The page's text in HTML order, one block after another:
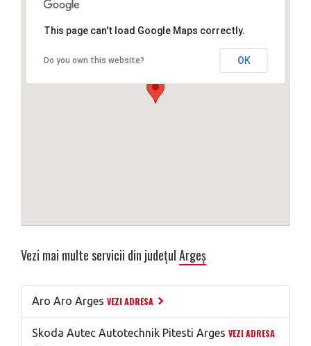
This page can't load Google Maps correctly.
Do you own this website? OK
Vezi mai multe servicii din județulArgeș
Aro Aro Arges VEZI ADRESA
Skoda Autec Autotechnik Pitesti Arges VEZI ADRESA